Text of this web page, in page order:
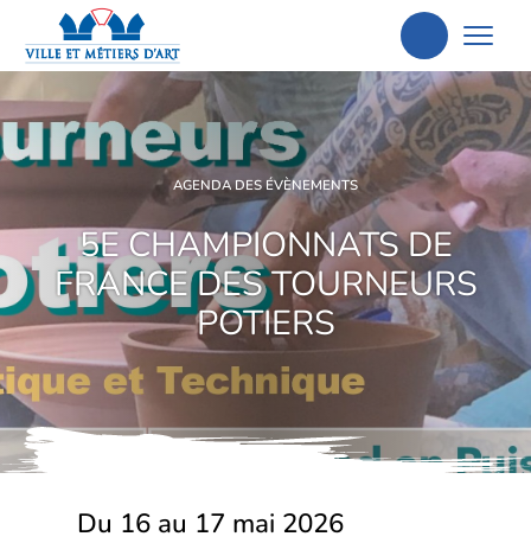
Aller
à
la
recherche
AGENDA DES ÉVÈNEMENTS
5E CHAMPIONNATS DE
FRANCE DES TOURNEURS
POTIERS
Du 16 au 17 mai 2026